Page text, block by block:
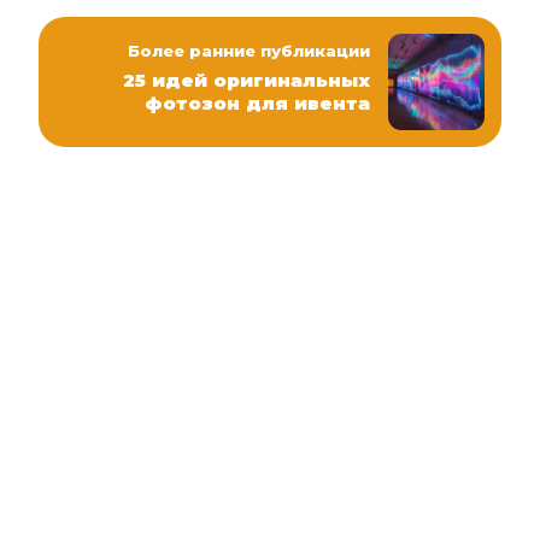
Более ранние публикации
25 идей оригинальных
фотозон для ивента